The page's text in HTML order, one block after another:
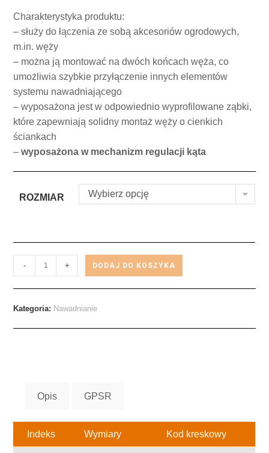
Charakterystyka produktu:
– służy do łączenia ze sobą akcesoriów ogrodowych,
m.in. węży
– można ją montować na dwóch końcach węża, co
umożliwia szybkie przyłączenie innych elementów
systemu nawadniającego
– wyposażona jest w odpowiednio wyprofilowane ząbki,
które zapewniają solidny montaż węży o cienkich
ściankach
–wyposażona w mechanizm regulacji kąta
ROZMIAR Wybierz opcję
- + DODAJ DO KOSZYKA
Kategoria: Nawadnianie
Opis GPSR
Indeks Wymiary Kod kreskowy